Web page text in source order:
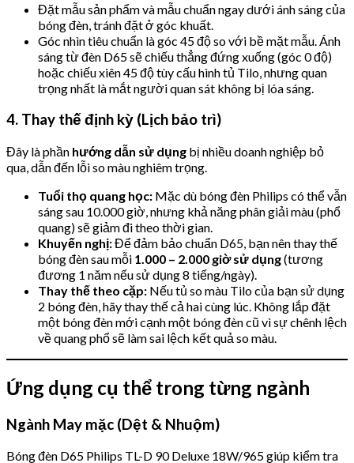
Đặt mẫu sản phẩm và mẫu chuẩn ngay dưới ánh sáng của
bóng đèn, tránh đặt ở góc khuất.
Góc nhìn tiêu chuẩn là góc 45 độ so với bề mặt mẫu. Ánh
sáng từ đèn D65 sẽ chiếu thẳng đứng xuống (góc 0 độ)
hoặc chiếu xiên 45 độ tùy cấu hình tủ Tilo, nhưng quan
trọng nhất là mắt người quan sát không bị lóa sáng.
4. Thay thế định kỳ (Lịch bảo trì)
Đây là phần hướng dẫn sử dụng bị nhiều doanh nghiệp bỏ
qua, dẫn đến lỗi so màu nghiêm trọng.
Tuổi thọ quang học: Mặc dù bóng đèn Philips có thể vẫn
sáng sau 10.000 giờ, nhưng khả năng phân giải màu (phổ
quang) sẽ giảm đi theo thời gian.
Khuyến nghị:Để đảm bảo chuẩn D65, bạn nên thay thế
bóng đèn sau mỗi 1.000 – 2.000 giờ sử dụng(tương
đương 1 năm nếu sử dụng 8 tiếng/ngày).
Thay thế theo cặp: Nếu tủ so màu Tilo của bạn sử dụng
2 bóng đèn, hãy thay thế cả hai cùng lúc. Không lắp đặt
một bóng đèn mới cạnh một bóng đèn cũ vì sự chênh lệch
về quang phổ sẽ làm sai lệch kết quả so màu.
Ứng dụng cụ thể trong từng ngành
Ngành May mặc (Dệt & Nhuộm)
Bóng đèn D65 Philips TL-D 90 Deluxe 18W/965 giúp kiểm tra